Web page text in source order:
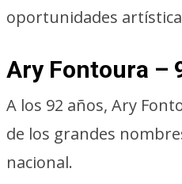
oportunidades
Ary Fontoura –
A los 92 años, Ary
de los grandes
nacional.